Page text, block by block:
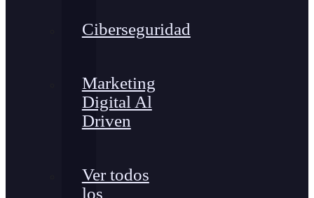
Ciberseguridad
Marketing
Digital Al
Driven
Ver todos
los